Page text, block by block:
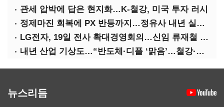
관세 압박에 답은 현지화…K-철강, 미국 투자 러시
정제마진 회복에 PX 반등까지…정유사 내년 실적 기대
LG전자, 19일 전사 확대경영회의…신임 류재철 사장 주관
내년 산업 기상도…“반도체·디플 ‘맑음’…철강·석화 ‘흐림’”
뉴스리듬